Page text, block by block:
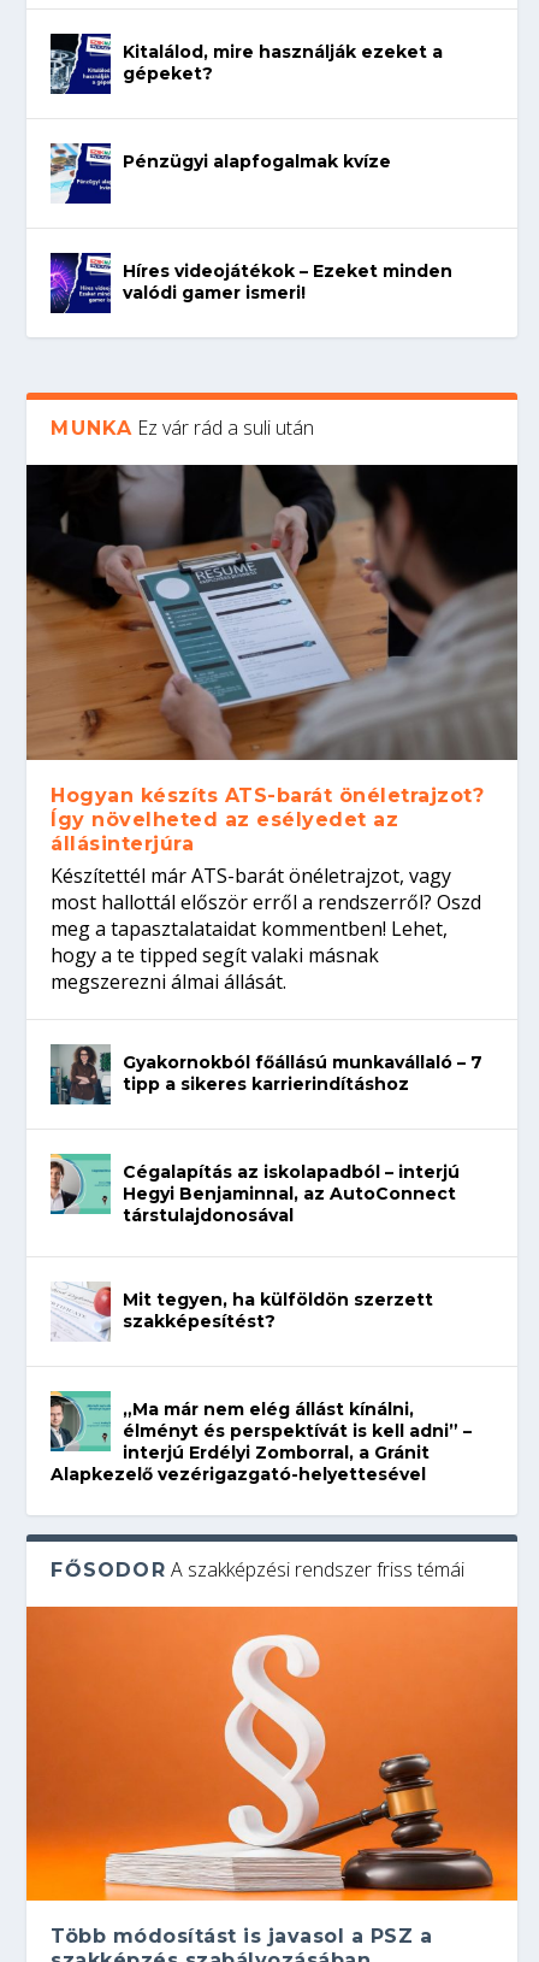
Kitalálod, mire használják ezeket a
gépeket?
Pénzügyi alapfogalmak kvíze
Híres videojátékok – Ezeket minden
valódi gamer ismeri!
MUNKA Ez vár rád a suli után
Hogyan készíts ATS-barát önéletrajzot?
Így növelheted az esélyedet az
állásinterjúra
Készítettél már ATS-barát önéletrajzot, vagy
most hallottál először erről a rendszerről? Oszd
meg a tapasztalataidat kommentben! Lehet,
hogy a te tipped segít valaki másnak
megszerezni álmai állását.
Gyakornokból főállású munkavállaló – 7
tipp a sikeres karrierindításhoz
Cégalapítás az iskolapadból – interjú
Hegyi Benjaminnal, az AutoConnect
társtulajdonosával
Mit tegyen, ha külföldön szerzett
szakképesítést?
„Ma már nem elég állást kínálni,
élményt és perspektívát is kell adni” –
interjú Erdélyi Zomborral, a Gránit
Alapkezelő vezérigazgató-helyettesével
FŐSODOR A szakképzési rendszer friss témái
Több módosítást is javasol a PSZ a